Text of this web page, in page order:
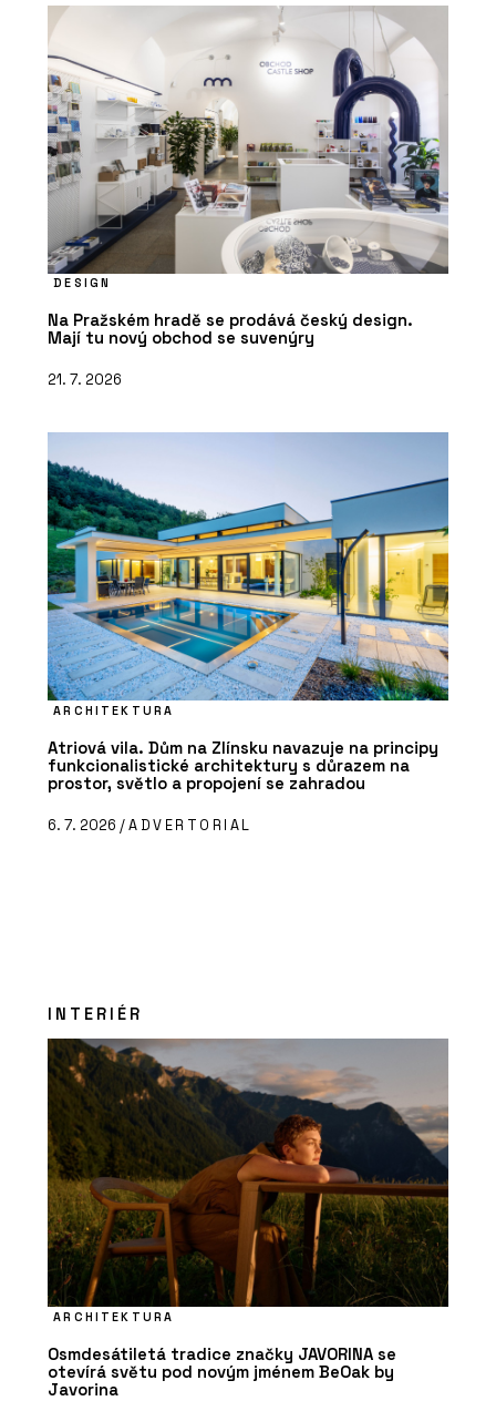
DESIGN
Na Pražském hradě se prodává český design.
Mají tu nový obchod se suvenýry
21. 7. 2026
ARCHITEKTURA
Atriová vila. Dům na Zlínsku navazuje na principy
funkcionalistické architektury s důrazem na
prostor, světlo a propojení se zahradou
6. 7. 2026 /ADVERTORIAL
INTERIÉR
ARCHITEKTURA
Osmdesátiletá tradice značky JAVORINA se
otevírá světu pod novým jménem BeOak by
Javorina